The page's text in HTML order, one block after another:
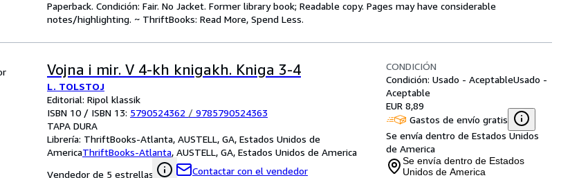
Paperback. Condición: Fair. No Jacket. Former library book; Readable copy. Pages may have considerable
notes/highlighting. ~ ThriftBooks: Read More, Spend Less.
Vojna i mir. V 4-kh knigakh. Kniga 3-4
L. TOLSTOJ
Editorial: Ripol klassik
ISBN 10 / ISBN 13: 5790524362 / 9785790524363
TAPA DURA
Librería: ThriftBooks-Atlanta, AUSTELL, GA, Estados Unidos de
AmericaThriftBooks-Atlanta, AUSTELL, GA, Estados Unidos de America
Vendedor de 5 estrellas
Contactar con el vendedor
CONDICIÓN
Condición: Usado - AceptableUsado -
Aceptable
EUR 8,89
Gastos de envío gratis
Se envía dentro de Estados Unidos
de America
Se envía dentro de Estados
Unidos de America